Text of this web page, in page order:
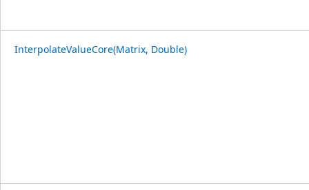
InterpolateValueCore(Matrix, Double)